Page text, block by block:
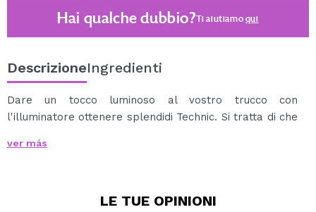
Hai qualche dubbio?Ti aiutiamoqui
DescrizioneIngredienti
Dare un tocco luminoso al vostro trucco con
l'illuminatore ottenere splendidi Technic. Si tratta di che
portare alla luce che avete bisogno nel vostro trucco
illuminatore per ogni occasione: perla, oro, Tan, pesca
ver más
LE TUE OPINIONI